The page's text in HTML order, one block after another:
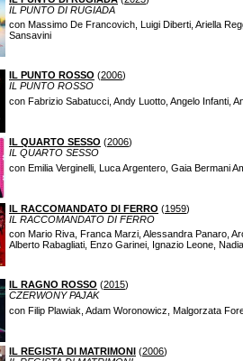
IL PUNTO DI RUGIADA
con Massimo De Francovich, Luigi Diberti, Ariella
Sansavini
IL PUNTO ROSSO (2006)
IL PUNTO ROSSO
con Fabrizio Sabatucci, Andy Luotto, Angelo Infanti,
IL QUARTO SESSO (2006)
IL QUARTO SESSO
con Emilia Verginelli, Luca Argentero, Gaia Bermani
IL RACCOMANDATO DI FERRO (1959)
IL RACCOMANDATO DI FERRO
con Mario Riva, Franca Marzi, Alessandra Panaro,
Alberto Rabagliati, Enzo Garinei, Ignazio Leone,
IL RAGNO ROSSO (2015)
CZERWONY PAJAK
con Filip Plawiak, Adam Woronowicz, Malgorzata
IL REGISTA DI MATRIMONI (2006)